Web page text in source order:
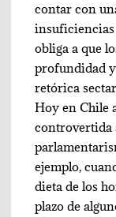
contar con
insuficiencias
obliga a que
profundidad
retórica
Hoy en Chile
controvertida
ejemplo,
dieta de los
plazo de